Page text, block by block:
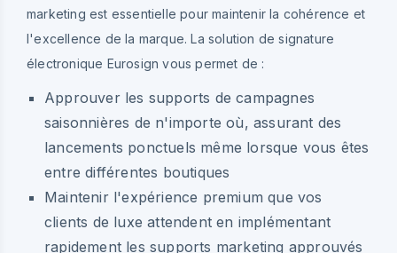
marketing est essentielle pour maintenir la cohérence et
l'excellence de la marque. La solution de signature
électronique Eurosign vous permet de :
Approuver les supports de campagnes
saisonnières de n'importe où, assurant des
lancements ponctuels même lorsque vous êtes
entre différentes boutiques
Maintenir l'expérience premium que vos
clients de luxe attendent en implémentant
rapidement les supports marketing approuvés